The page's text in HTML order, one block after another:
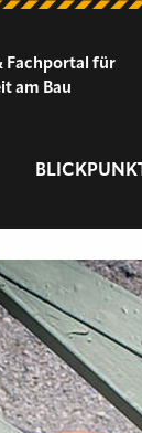
Fachportal für
am Bau
BLICKPUNKT